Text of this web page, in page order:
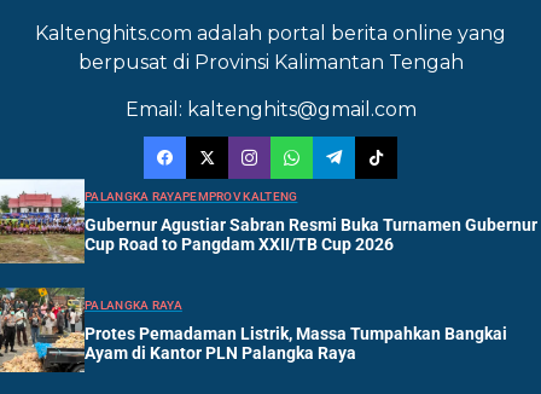
Kaltenghits.com adalah portal berita online yang
berpusat di Provinsi Kalimantan Tengah
Email: kaltenghits@gmail.com
PALANGKA RAYAPEMPROV KALTENG
Gubernur Agustiar Sabran Resmi Buka Turnamen Gubernur
Cup Road to Pangdam XXII/TB Cup 2026
PALANGKA RAYA
Protes Pemadaman Listrik, Massa Tumpahkan Bangkai
Ayam di Kantor PLN Palangka Raya